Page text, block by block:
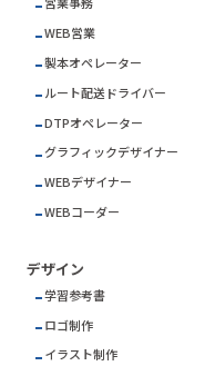
WEB営業
製本オペレーター
ルート配送ドライバー
DTPオペレーター
グラフィックデザイナー
WEBデザイナー
WEBコーダー
デザイン
学習参考書
ロゴ制作
イラスト制作